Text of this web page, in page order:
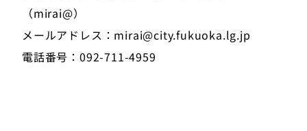
（mirai@）
メールアドレス：mirai@city.fukuoka.lg.jp
電話番号：092-711-4959